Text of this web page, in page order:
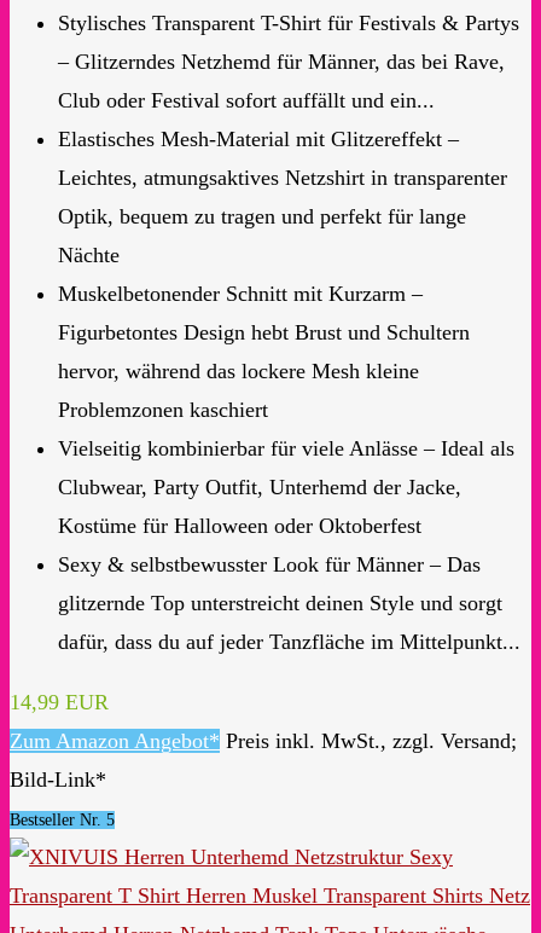
Stylisches Transparent T-Shirt für Festivals & Partys
– Glitzerndes Netzhemd für Männer, das bei Rave,
Club oder Festival sofort auffällt und ein...
Elastisches Mesh-Material mit Glitzereffekt –
Leichtes, atmungsaktives Netzshirt in transparenter
Optik, bequem zu tragen und perfekt für lange
Nächte
Muskelbetonender Schnitt mit Kurzarm –
Figurbetontes Design hebt Brust und Schultern
hervor, während das lockere Mesh kleine
Problemzonen kaschiert
Vielseitig kombinierbar für viele Anlässe – Ideal als
Clubwear, Party Outfit, Unterhemd der Jacke,
Kostüme für Halloween oder Oktoberfest
Sexy & selbstbewusster Look für Männer – Das
glitzernde Top unterstreicht deinen Style und sorgt
dafür, dass du auf jeder Tanzfläche im Mittelpunkt...
14,99 EUR
Zum Amazon Angebot* Preis inkl. MwSt., zzgl. Versand;
Bild-Link*
Bestseller Nr. 5